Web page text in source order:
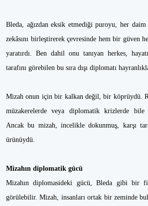
Bleda, ağızdan eksik etmediği puroyu, her
zekâsını birleştirerek çevresinde hem bir güven
yaratırdı. Ben dahil onu tanıyan herkes,
tarafını görebilen bu sıra dışı diplomatı
Mizah onun için bir kalkan değil, bir köprüydü.
müzakerelerde veya diplomatik krizlerde bile
Ancak bu mizah, incelikle dokunmuş, karşı
ürünüydü.
Mizahın diplomatik gücü
Mizahın diplomasideki gücü, Bleda gibi bir
görülebilir. Mizah, insanları ortak bir zeminde